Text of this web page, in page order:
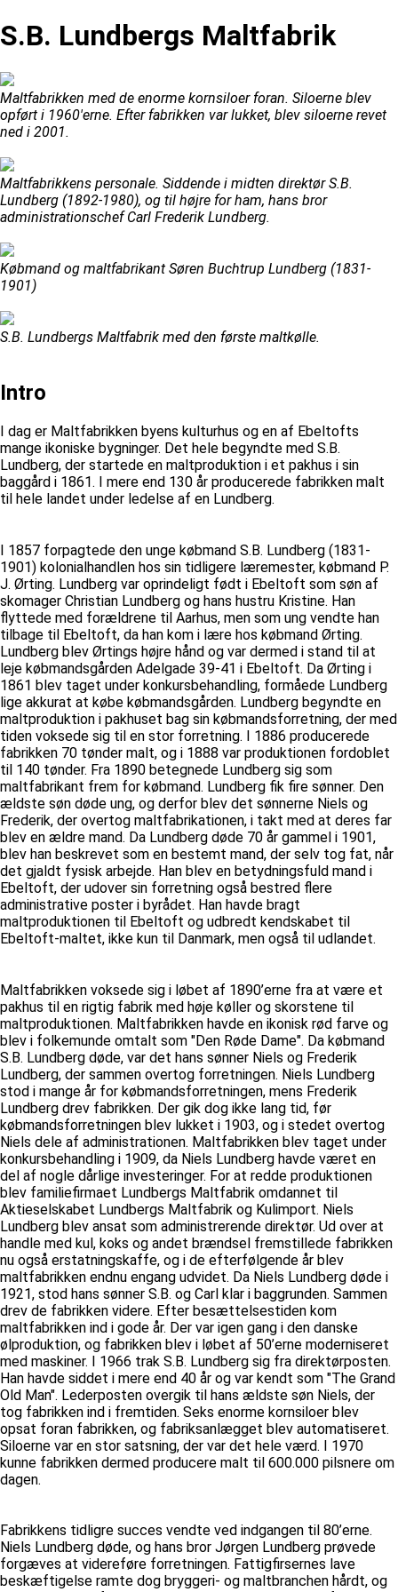
S.B. Lundbergs Maltfabrik
Maltfabrikken med de enorme kornsiloer foran. Siloerne blev
opført i 1960'erne. Efter fabrikken var lukket, blev siloerne revet
ned i 2001.
Maltfabrikkens personale. Siddende i midten direktør S.B.
Lundberg (1892-1980), og til højre for ham, hans bror
administrationschef Carl Frederik Lundberg.
Købmand og maltfabrikant Søren Buchtrup Lundberg (1831-
1901)
S.B. Lundbergs Maltfabrik med den første maltkølle.
Intro
I dag er Maltfabrikken byens kulturhus og en af Ebeltofts
mange ikoniske bygninger. Det hele begyndte med S.B.
Lundberg, der startede en maltproduktion i et pakhus i sin
baggård i 1861. I mere end 130 år producerede fabrikken malt
til hele landet under ledelse af en Lundberg.
I 1857 forpagtede den unge købmand S.B. Lundberg (1831-
1901) kolonialhandlen hos sin tidligere læremester, købmand P.
J. Ørting. Lundberg var oprindeligt født i Ebeltoft som søn af
skomager Christian Lundberg og hans hustru Kristine. Han
flyttede med forældrene til Aarhus, men som ung vendte han
tilbage til Ebeltoft, da han kom i lære hos købmand Ørting.
Lundberg blev Ørtings højre hånd og var dermed i stand til at
leje købmandsgården Adelgade 39-41 i Ebeltoft. Da Ørting i
1861 blev taget under konkursbehandling, formåede Lundberg
lige akkurat at købe købmandsgården. Lundberg begyndte en
maltproduktion i pakhuset bag sin købmandsforretning, der med
tiden voksede sig til en stor forretning. I 1886 producerede
fabrikken 70 tønder malt, og i 1888 var produktionen fordoblet
til 140 tønder. Fra 1890 betegnede Lundberg sig som
maltfabrikant frem for købmand. Lundberg fik fire sønner. Den
ældste søn døde ung, og derfor blev det sønnerne Niels og
Frederik, der overtog maltfabrikationen, i takt med at deres far
blev en ældre mand. Da Lundberg døde 70 år gammel i 1901,
blev han beskrevet som en bestemt mand, der selv tog fat, når
det gjaldt fysisk arbejde. Han blev en betydningsfuld mand i
Ebeltoft, der udover sin forretning også bestred flere
administrative poster i byrådet. Han havde bragt
maltproduktionen til Ebeltoft og udbredt kendskabet til
Ebeltoft-maltet, ikke kun til Danmark, men også til udlandet.
Maltfabrikken voksede sig i løbet af 1890’erne fra at være et
pakhus til en rigtig fabrik med høje køller og skorstene til
maltproduktionen. Maltfabrikken havde en ikonisk rød farve og
blev i folkemunde omtalt som "Den Røde Dame". Da købmand
S.B. Lundberg døde, var det hans sønner Niels og Frederik
Lundberg, der sammen overtog forretningen. Niels Lundberg
stod i mange år for købmandsforretningen, mens Frederik
Lundberg drev fabrikken. Der gik dog ikke lang tid, før
købmandsforretningen blev lukket i 1903, og i stedet overtog
Niels dele af administrationen. Maltfabrikken blev taget under
konkursbehandling i 1909, da Niels Lundberg havde været en
del af nogle dårlige investeringer. For at redde produktionen
blev familiefirmaet Lundbergs Maltfabrik omdannet til
Aktieselskabet Lundbergs Maltfabrik og Kulimport. Niels
Lundberg blev ansat som administrerende direktør. Ud over at
handle med kul, koks og andet brændsel fremstillede fabrikken
nu også erstatningskaffe, og i de efterfølgende år blev
maltfabrikken endnu engang udvidet. Da Niels Lundberg døde i
1921, stod hans sønner S.B. og Carl klar i baggrunden. Sammen
drev de fabrikken videre. Efter besættelsestiden kom
maltfabrikken ind i gode år. Der var igen gang i den danske
ølproduktion, og fabrikken blev i løbet af 50’erne moderniseret
med maskiner. I 1966 trak S.B. Lundberg sig fra direktørposten.
Han havde siddet i mere end 40 år og var kendt som "The Grand
Old Man". Lederposten overgik til hans ældste søn Niels, der
tog fabrikken ind i fremtiden. Seks enorme kornsiloer blev
opsat foran fabrikken, og fabriksanlægget blev automatiseret.
Siloerne var en stor satsning, der var det hele værd. I 1970
kunne fabrikken dermed producere malt til 600.000 pilsnere om
dagen.
Fabrikkens tidligre succes vendte ved indgangen til 80’erne.
Niels Lundberg døde, og hans bror Jørgen Lundberg prøvede
forgæves at videreføre forretningen. Fattigfirsernes lave
beskæftigelse ramte dog bryggeri- og maltbranchen hårdt, og